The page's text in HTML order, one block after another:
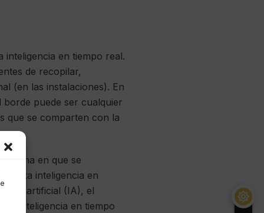
en tiempo real.
de recopilar,
(en las instalaciones). En
borde puede ser cualquier
que se comparten con la
forma en que se
esta inteligencia en
artificial (IA), el
inteligencia en tiempo